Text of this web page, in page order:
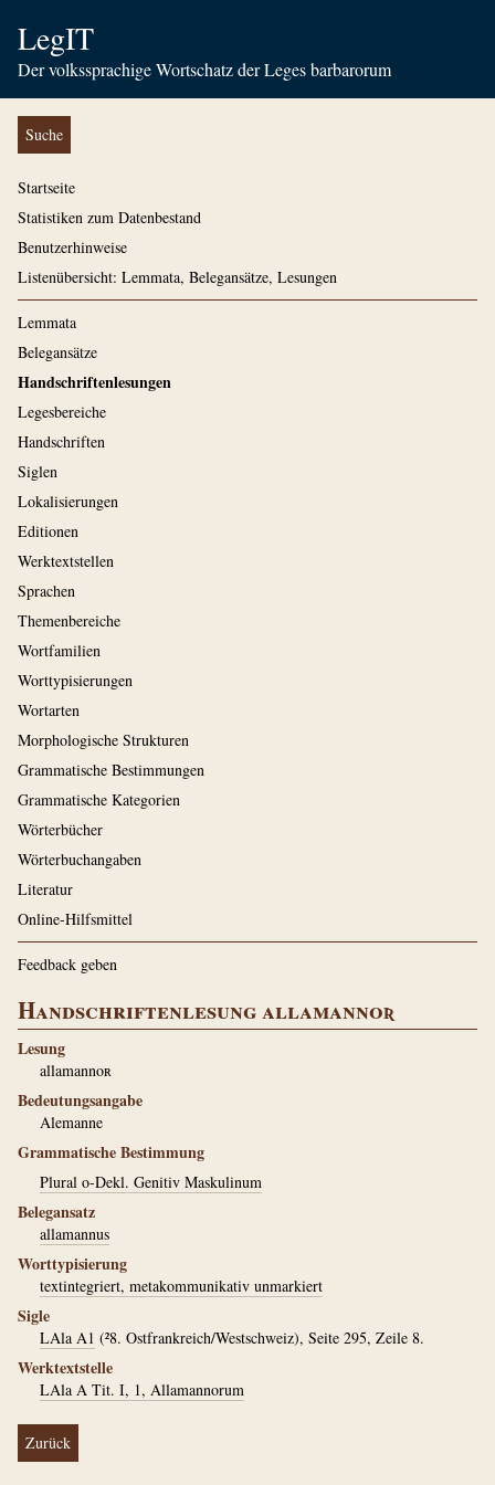
LegIT
Der volkssprachige Wortschatz der Leges barbarorum
Suche
Startseite
Statistiken zum Datenbestand
Benutzerhinweise
Listenübersicht: Lemmata, Belegansätze, Lesungen
Lemmata
Belegansätze
Handschriftenlesungen
Legesbereiche
Handschriften
Siglen
Lokalisierungen
Editionen
Werktextstellen
Sprachen
Themenbereiche
Wortfamilien
Worttypisierungen
Wortarten
Morphologische Strukturen
Grammatische Bestimmungen
Grammatische Kategorien
Wörterbücher
Wörterbuchangaben
Literatur
Online-Hilfsmittel
Feedback geben
Handschriftenlesung allamannoʀ
Lesung
allamannoʀ
Bedeutungsangabe
Alemanne
Grammatische Bestimmung
Plural o-Dekl. Genitiv Maskulinum
Belegansatz
allamannus
Worttypisierung
textintegriert, metakommunikativ unmarkiert
Sigle
LAla A1 (²8. Ostfrankreich/Westschweiz), Seite 295, Zeile 8.
Werktextstelle
LAla A Tit. I, 1, Allamannorum
Zurück